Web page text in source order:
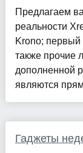
Предлагаем
реальности
Krono; первый
также прочие
дополненной
являются
Гаджеты